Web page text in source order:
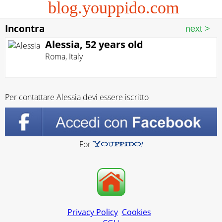
blog.youppido.com
Incontra
Alessia, 52 years old
Roma, Italy
Per contattare Alessia devi essere iscritto
For
Privacy Policy Cookies